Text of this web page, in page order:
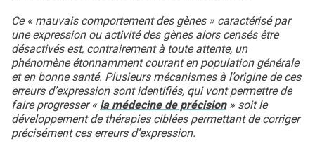
Ce « mauvais comportement des gènes » caractérisé par
une expression ou activité des gènes alors censés être
désactivés est, contrairement à toute attente, un
phénomène étonnamment courant en population générale
et en bonne santé. Plusieurs mécanismes à l’origine de ces
erreurs d’expression sont identifiés, qui vont permettre de
faire progresser « la médecine de précision» soit le
développement de thérapies ciblées permettant de corriger
précisément ces erreurs d’expression.